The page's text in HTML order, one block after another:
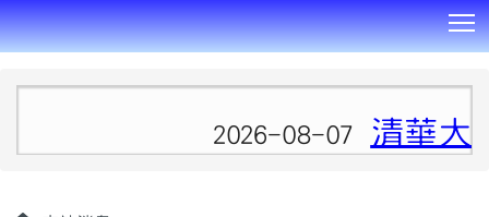
2026-08-07 清華大